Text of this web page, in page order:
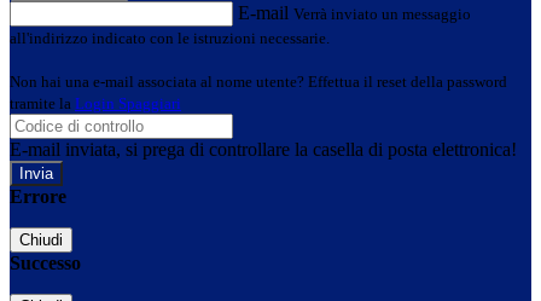
E-mail Verrà inviato un messaggio
all'indirizzo indicato con le istruzioni necessarie.
Non hai una e-mail associata al nome utente? Effettua il reset della password
tramite la Login Spaggiari
E-mail inviata, si prega di controllare la casella di posta elettronica!
Errore
Chiudi
Successo